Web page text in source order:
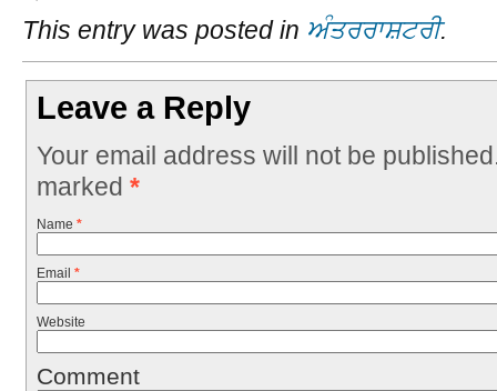
This entry was posted in ਅੰਤਰਰਾਸ਼ਟਰੀ.
Leave a Reply
Your email address will not be
marked *
Name *
Email *
Website
Comment